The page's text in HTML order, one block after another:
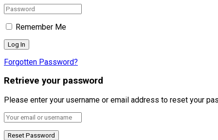
Remember Me
Forgotten Password?
Retrieve your password
Please enter your username or email address to reset your